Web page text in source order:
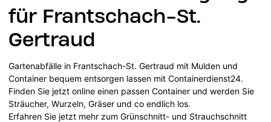
für Frantschach-St.
Gertraud
Gartenabfälle in Frantschach-St. Gertraud mit Mulden und
Container bequem entsorgen lassen mit Containerdienst24.
Finden Sie jetzt online einen passen Container und werden Sie
Sträucher, Wurzeln, Gräser und co endlich los.
Erfahren Sie jetzt mehr zum Grünschnitt- und Strauchschnitt